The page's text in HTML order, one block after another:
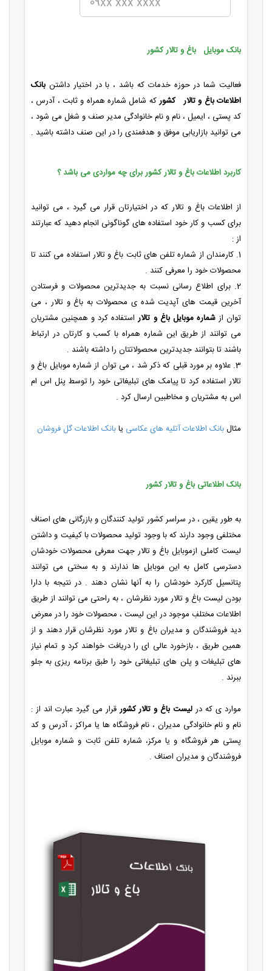
بانک موبایل باغ و تالار کشور
فعالیت شما در حوزه خدمات که باشد ، با در اختیار داشتن بانک
اطلاعات باغ و تالار کشورکه شامل شماره همراه و ثابت ، آدرس ،
کد پستی ، ایمیل ، نام و نام خانوادگی مدیر صنف و شغل می شود ،
می توانید بازاریابی موفق و هدفمندی را در این صنف داشته باشید .
کاربرد اطلاعات باغ و تالار کشور برای چه مواردی می باشد ؟
از اطلاعات باغ و تالار که در اختیارتان قرار می گیرد ، می توانید
برای کسب و کار خود استفاده های گوناگونی انجام دهید که عبارتند
از :
1. کارمندان از شماره تلفن های ثابت باغ و تالار استفاده می کنند تا
محصولات خود را معرفی کنند .
2. برای اطلاع رسانی نسبت به جدیدترین محصولات و فرستادن
آخرین قیمت های آپدیت شده ی محصولات به باغ و تالار ، می
توان ازشماره موبایل باغ و تالار استفاده کرد و همچنین مشتریان
می توانند از طریق این شماره همراه با کسب و کارتان در ارتباط
باشند تا بتوانند جدیدترین محصولاتتان را داشته باشند .
3. علاوه بر مورد قبلی که ذکر شد ، می توان از شماره موبایل باغ و
تالار استفاده کرد تا پیامک های تبلیغاتی خود را توسط پنل اس ام
اس به مشتریان و مخاطبین ارسال کرد .
مثالبانک اطلاعات آتلیه های عکاسی یابانک اطلاعات گل فروشان
بانک اطلاعاتی باغ و تالار کشور
به طور یقین ، در سراسر کشور تولید کنندگان و بازرگانی های اصناف
مختلفی وجود دارند که با وجود تولید محصولات با کیفیت و داشتن
لیست کاملی ازموبایل باغ و تالار جهت معرفی محصولات خودشان
دسترسی کامل به این موبایل ها ندارند و به سختی می توانند
پتانسیل کارکرد خودشان را به آنها نشان دهند . در نتیجه با دارا
بودن لیست باغ و تالار مورد نظرشان ، به راحتی می توانند از طریق
اطلاعات مختلفِ موجود در این لیست ، محصولات خود را در معرض
دید فروشندگان و مدیران باغ و تالار مورد نظرشان قرار دهند و از
همین طریق ، بازخورد عالی ای را دریافت خواهند کرد و تمام نیاز
های تبلیغات و پلن های تبلیغاتی خود را طبق برنامه ریزی به جلو
ببرند .
موارد ی که در لیست باغ و تالار کشورقرار می گیرد عبارت اند از :
نام و نام خانوادگی مدیران ، نام فروشگاه ها یا مراکز ، آدرس و کد
پستی هر فروشگاه و یا مرکز، شماره تلفن ثابت و شماره موبایل
فروشندگان و مدیران اصناف .